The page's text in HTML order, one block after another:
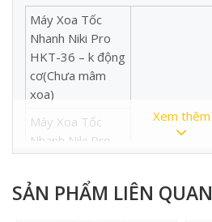
Máy Xoa Tốc
Nhanh Niki Pro
HKT-36 – k động
cơ(Chưa mâm
xoa)
Máy Xoa Tốc
Nhanh Niki Pro
HKT-36 – đầu nổ
GP160 (5.5HP)
(Chưa mâm xoa)
Xem thêm
SẢN PHẨM LIÊN QUAN